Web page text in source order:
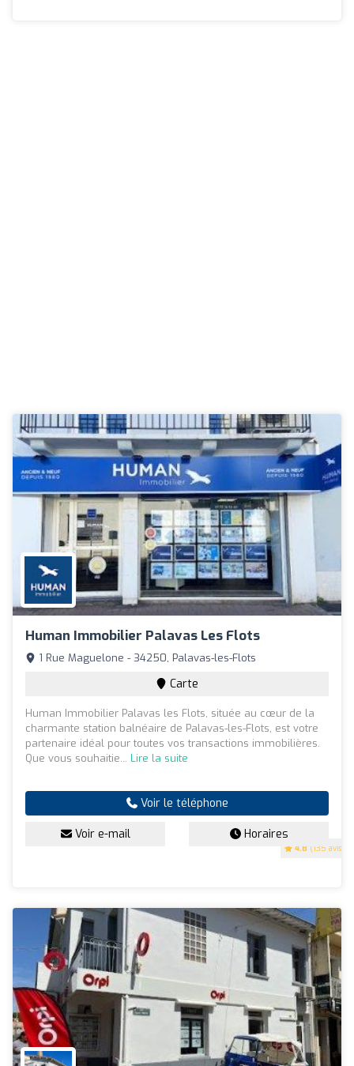
Human Immobilier Palavas Les Flots
4.8 (135 avis)
1 Rue Maguelone - 34250, Palavas-les-Flots
Carte
Human Immobilier Palavas les Flots, située au cœur de la
charmante station balnéaire de Palavas-les-Flots, est votre
partenaire idéal pour toutes vos transactions immobilières.
Que vous souhaitie... Lire la suite
Voir le téléphone
Voir e-mail Horaires